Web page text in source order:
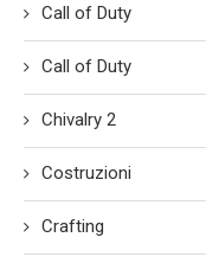
Call of Duty
Call of Duty
Chivalry 2
Costruzioni
Crafting